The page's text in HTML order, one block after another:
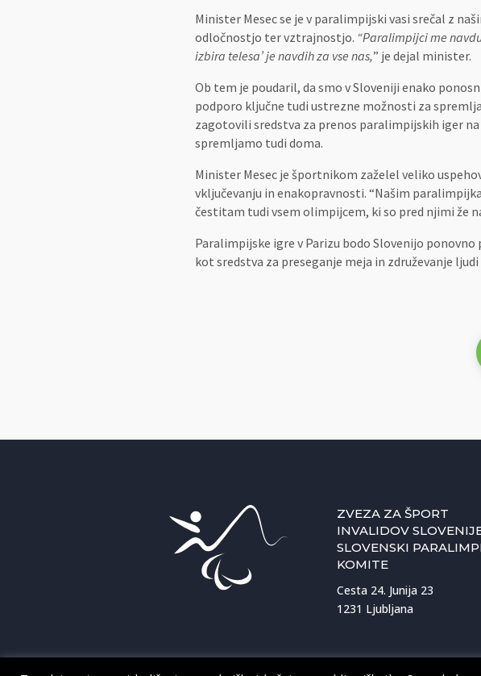
Minister Mesec se je v paralimpijski vasi srečal z
odločnostjo ter vztrajnostjo. “Paralimpijci me
izbira telesa’ je navdih za vse nas,” je dejal minister.
Ob tem je poudaril, da smo v Sloveniji enako
podporo ključne tudi ustrezne možnosti za
zagotovili sredstva za prenos paralimpijskih iger
spremljamo tudi doma.
Minister Mesec je športnikom zaželel veliko
vključevanju in enakopravnosti. “Našim
čestitam tudi vsem olimpijcem, ki so pred njimi že
Paralimpijske igre v Parizu bodo Slovenijo
kot sredstva za preseganje meja in združevanje
ZVEZA ZA ŠPORT
INVALIDOV
SLOVENSKI
KOMITE
Cesta 24. Junija 23
1231 Ljubljana